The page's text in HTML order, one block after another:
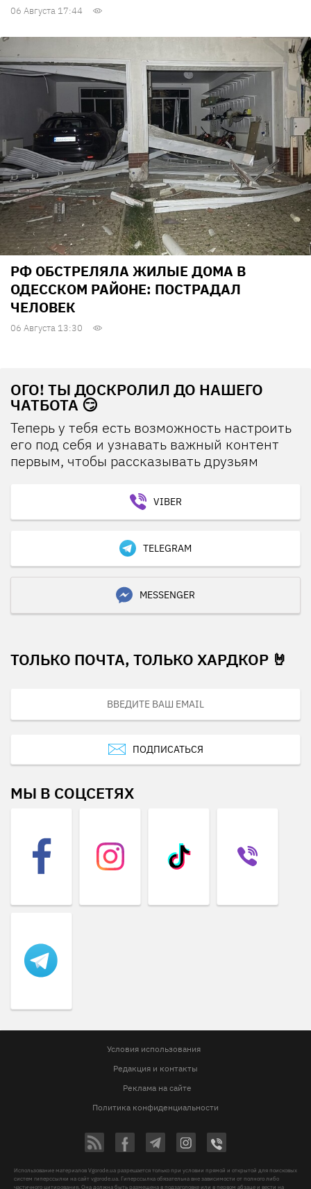
06 Августа 17:44
РФ ОБСТРЕЛЯЛА ЖИЛЫЕ ДОМА В
ОДЕССКОМ РАЙОНЕ: ПОСТРАДАЛ
ЧЕЛОВЕК
06 Августа 13:30
ОГО! ТЫ ДОСКРОЛИЛ ДО НАШЕГО
ЧАТБОТА 😏
Теперь у тебя есть возможность настроить
его под себя и узнавать важный контент
первым, чтобы рассказывать друзьям
VIBER
TELEGRAM
MESSENGER
ТОЛЬКО ПОЧТА, ТОЛЬКО ХАРДКОР 🤘
ПОДПИСАТЬСЯ
МЫ В СОЦСЕТЯХ
Условия использования
Редакция и контакты
Реклама на сайте
Политика конфиденциальности
Использование материалов Vgorode.ua разрешается только при условии прямой и открытой для поисковых
систем гиперссылки на сайт vgorode.ua. Гиперссылка обязательна вне зависимости от полного либо
частичного цитирования. Она должна быть размещена в подзаголовке или в первом абзаце и вести на